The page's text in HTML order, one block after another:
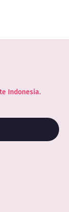
Indonesia.